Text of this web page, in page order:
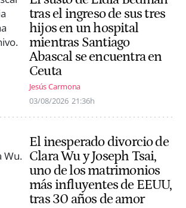
tras el ingreso de sus tres
hijos en un hospital
mientras Santiago
Abascal se encuentra en
Ceuta
Jesús Carmona
03/08/2026 21:36h
El inesperado divorcio de
Clara Wu y Joseph Tsai,
uno de los matrimonios
más influyentes de EEUU,
tras 30 años de amor